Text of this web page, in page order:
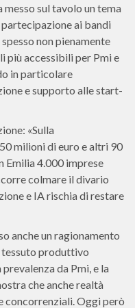
sul tavolo un tema
ai bandi
non pienamente
più accessibili per Pmi e
in particolare
e supporto alle start-
«Sulla
milioni di euro e altri 90
Emilia 4.000 imprese
colmare il divario
e IA rischia di restare
anche un ragionamento
tessuto produttivo
da Pmi, e la
che anche realtà
concorrenziali. Oggi però